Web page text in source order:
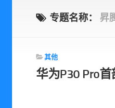
专题名称： 昇
其他
华为P30 Pro首